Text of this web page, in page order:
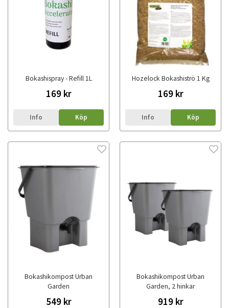
Bokashispray - Refill 1L
169 kr
Info Köp
Hozelock Bokashiströ 1 Kg
169 kr
Info Köp
Bokashikompost Urban
Garden
549 kr
Bokashikompost Urban
Garden, 2 hinkar
919 kr